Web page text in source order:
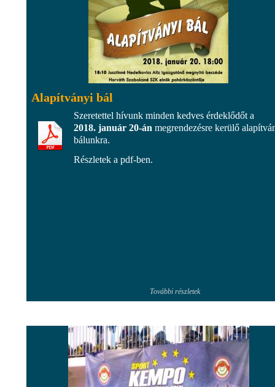
Alapítványi bál
Szeretettel hívunk minden kedves érdeklődőt a
2018. január 20-án megrendezésre kerülő
bálunkra.
Részletek a pdf-ben.
További részletek